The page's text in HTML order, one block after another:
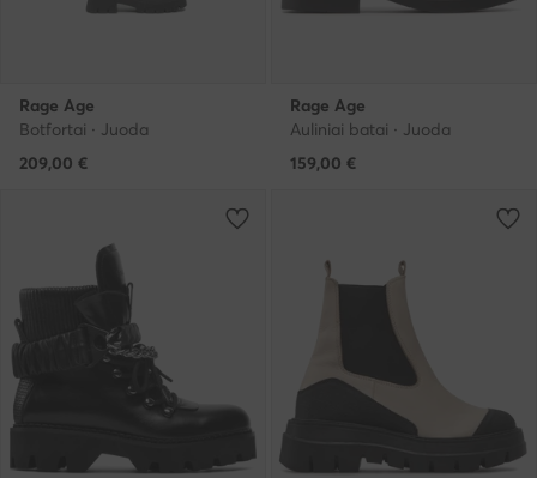
Rage Age
Botfortai · Juoda
209,00 €
Rage Age
Auliniai batai · Juoda
159,00 €